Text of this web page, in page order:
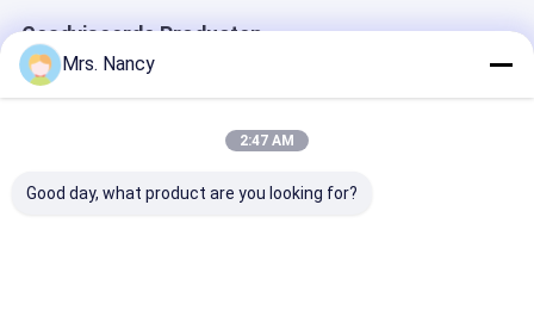
Geadviseerde Producten
Mrs. Nancy
2:47 AM
Good day, what product are you looking for?